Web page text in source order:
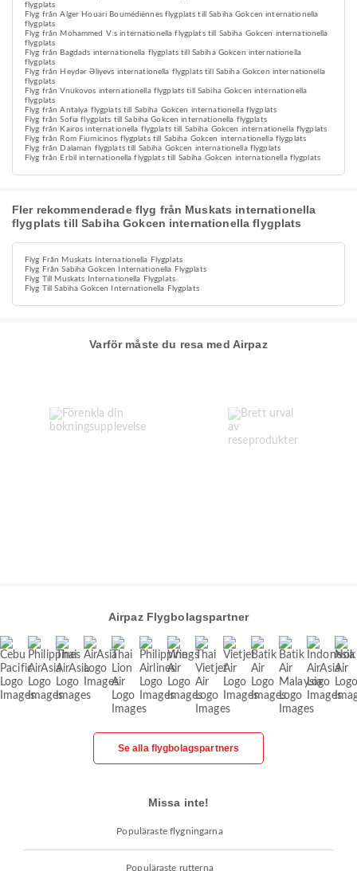
flygplats
Flyg från Alger Houari Boumédiènnes flygplats till Sabiha Gokcen internationella
flygplats
Flyg från Mohammed V:s internationella flygplats till Sabiha Gokcen internationella
flygplats
Flyg från Bagdads internationella flygplats till Sabiha Gokcen internationella
flygplats
Flyg från Heydər Əliyevs internationella flygplats till Sabiha Gokcen internationella
flygplats
Flyg från Vnukovos internationella flygplats till Sabiha Gokcen internationella
flygplats
Flyg från Antalya flygplats till Sabiha Gokcen internationella flygplats
Flyg från Sofia flygplats till Sabiha Gokcen internationella flygplats
Flyg från Kairos internationella flygplats till Sabiha Gokcen internationella flygplats
Flyg från Rom Fiumicinos flygplats till Sabiha Gokcen internationella flygplats
Flyg från Dalaman flygplats till Sabiha Gokcen internationella flygplats
Flyg från Erbil internationella flygplats till Sabiha Gokcen internationella flygplats
Fler rekommenderade flyg från Muskats internationella
flygplats till Sabiha Gokcen internationella flygplats
Flyg Från Muskats Internationella Flygplats
Flyg Från Sabiha Gokcen Internationella Flygplats
Flyg Till Muskats Internationella Flygplats
Flyg Till Sabiha Gokcen Internationella Flygplats
Varför måste du resa med Airpaz
Airpaz Flygbolagspartner
Se alla flygbolagspartners
Missa inte!
Populäraste flygningarna
Populäraste rutterna